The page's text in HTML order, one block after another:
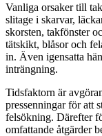
Vanliga orsaker till
slitage i skarvar,
skorsten, takfönster
tätskikt, blåsor och
in. Även igensatta
inträngning.
Tidsfaktorn är
pressenningar för att
felsökning. Därefter
omfattande åtgärder